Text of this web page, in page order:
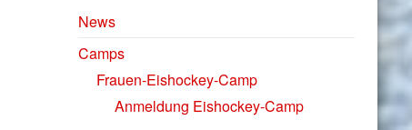
News
Camps
Frauen-Eishockey-Camp
Anmeldung Eishockey-Camp